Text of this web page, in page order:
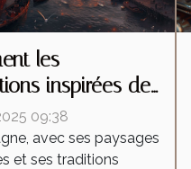
les
inspirées de
célèbrent la
régionale
09:38
avec ses paysages
et ses traditions